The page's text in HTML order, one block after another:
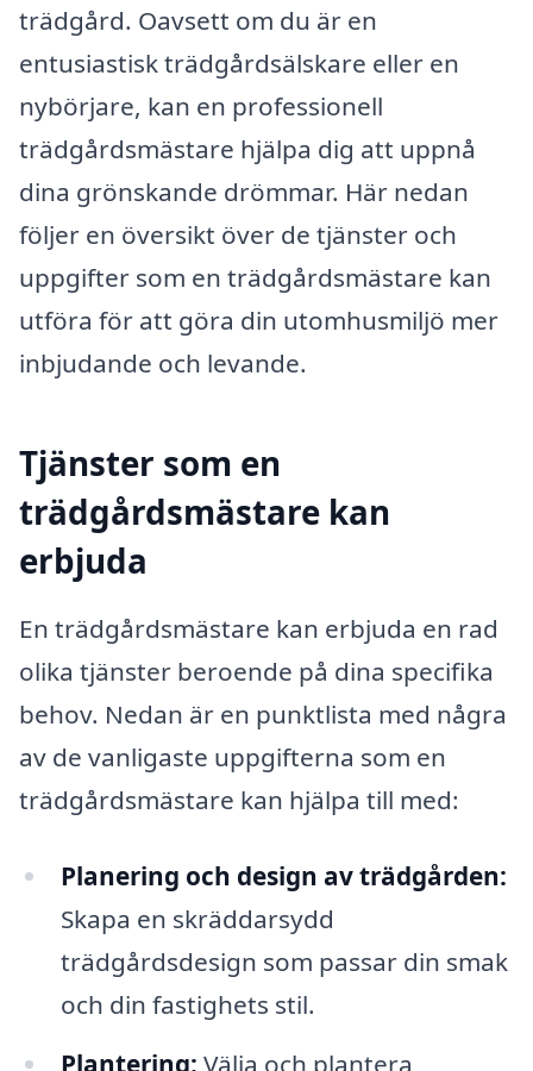
trädgård. Oavsett om du är en
entusiastisk trädgårdsälskare eller en
nybörjare, kan en professionell
trädgårdsmästare hjälpa dig att uppnå
dina grönskande drömmar. Här nedan
följer en översikt över de tjänster och
uppgifter som en trädgårdsmästare kan
utföra för att göra din utomhusmiljö mer
inbjudande och levande.
Tjänster som en
trädgårdsmästare kan
erbjuda
En trädgårdsmästare kan erbjuda en rad
olika tjänster beroende på dina specifika
behov. Nedan är en punktlista med några
av de vanligaste uppgifterna som en
trädgårdsmästare kan hjälpa till med:
Planering och design av trädgården:
Skapa en skräddarsydd
trädgårdsdesign som passar din smak
och din fastighets stil.
Plantering: Välja och plantera